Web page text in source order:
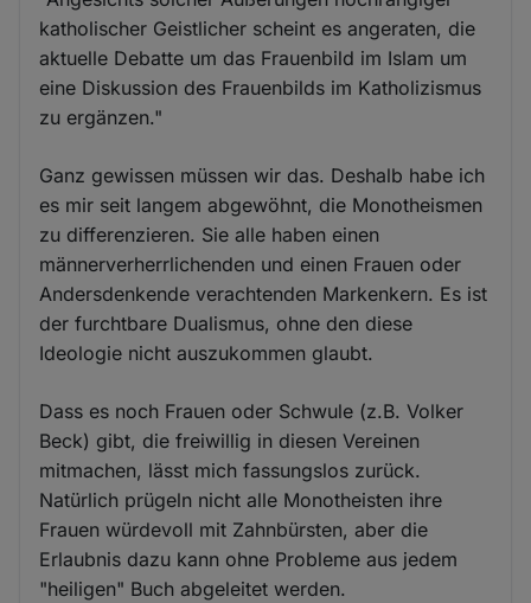
katholischer Geistlicher scheint es angeraten, die
aktuelle Debatte um das Frauenbild im Islam um
eine Diskussion des Frauenbilds im Katholizismus
zu ergänzen."
Ganz gewissen müssen wir das. Deshalb habe ich
es mir seit langem abgewöhnt, die Monotheismen
zu differenzieren. Sie alle haben einen
männerverherrlichenden und einen Frauen oder
Andersdenkende verachtenden Markenkern. Es ist
der furchtbare Dualismus, ohne den diese
Ideologie nicht auszukommen glaubt.
Dass es noch Frauen oder Schwule (z.B. Volker
Beck) gibt, die freiwillig in diesen Vereinen
mitmachen, lässt mich fassungslos zurück.
Natürlich prügeln nicht alle Monotheisten ihre
Frauen würdevoll mit Zahnbürsten, aber die
Erlaubnis dazu kann ohne Probleme aus jedem
"heiligen" Buch abgeleitet werden.